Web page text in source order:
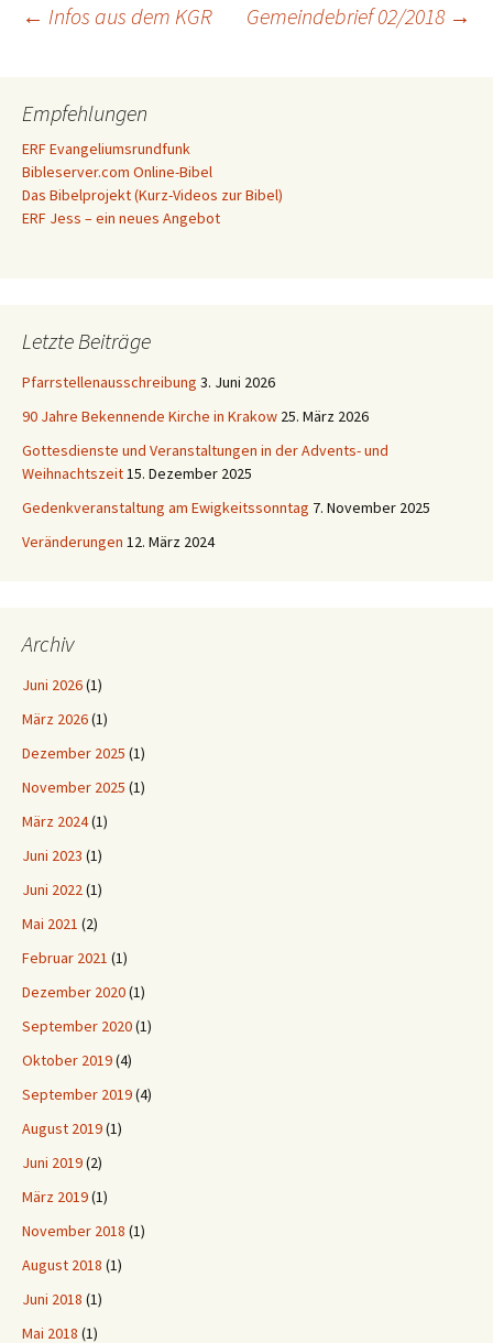
Beitragsnavigation
← Infos aus dem KGR Gemeindebrief 02/2018 →
Empfehlungen
ERF Evangeliumsrundfunk
Bibleserver.com Online-Bibel
Das Bibelprojekt (Kurz-Videos zur Bibel)
ERF Jess – ein neues Angebot
Letzte Beiträge
Pfarrstellenausschreibung 3. Juni 2026
90 Jahre Bekennende Kirche in Krakow 25. März 2026
Gottesdienste und Veranstaltungen in der Advents- und
Weihnachtszeit15. Dezember 2025
Gedenkveranstaltung am Ewigkeitssonntag 7. November 2025
Veränderungen 12. März 2024
Archiv
Juni 2026(1)
März 2026(1)
Dezember 2025 (1)
November 2025 (1)
März 2024(1)
Juni 2023 (1)
Juni 2022(1)
Mai 2021 (2)
Februar 2021 (1)
Dezember 2020(1)
September 2020(1)
Oktober 2019(4)
September 2019(4)
August 2019(1)
Juni 2019(2)
März 2019(1)
November 2018 (1)
August 2018 (1)
Juni 2018 (1)
Mai 2018 (1)